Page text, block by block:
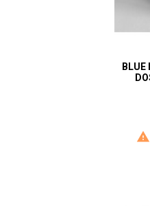
BLUE
